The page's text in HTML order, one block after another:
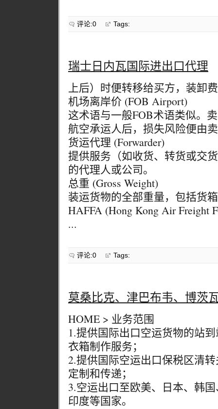
评论:0 Tags:
瑞士日内瓦国际进出口代理
上后）时便转移给买方，装卸
机场离岸价 (FOB Airport)
这术语与一般FOB术语类似。
航空承运人后，损失风险便由
货运代理 (Forwarder)
提供服务（如收货、转货或交
的代理人或公司。
总重 (Gross Weight)
装运货物的全部重量，包括货
HAFFA (Hong Kong Air Freight
...
评论:0 Tags:
莫桑比克、津巴布韦、博茨
HOME > 业务范围
1.提供国际出口空运货物的站
衣箱制作服务；
2.提供国际空运出口保税区清
定制和传递；
3.空运出口至欧美、日本、韩
印度等国家。